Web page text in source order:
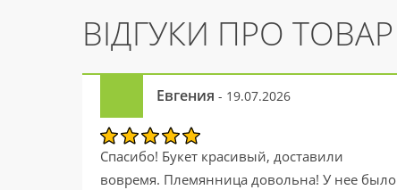
ВІДГУКИ ПРО ТОВАР
Евгения - 19.07.2026
Спасибо! Букет красивый, доставили
вовремя. Племянница довольна! У нее было